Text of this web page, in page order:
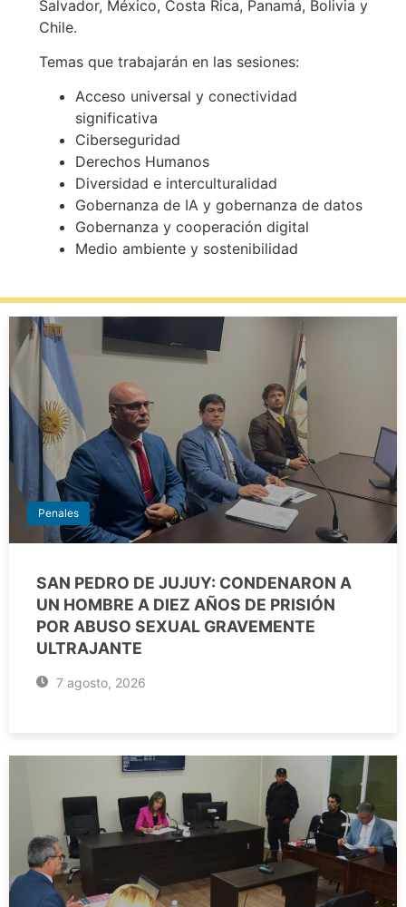
Salvador, México, Costa Rica, Panamá, Bolivia y
Chile.
Temas que trabajarán en las sesiones:
Acceso universal y conectividad
significativa
Ciberseguridad
Derechos Humanos
Diversidad e interculturalidad
Gobernanza de IA y gobernanza de datos
Gobernanza y cooperación digital
Medio ambiente y sostenibilidad
Penales
SAN PEDRO DE JUJUY: CONDENARON A
UN HOMBRE A DIEZ AÑOS DE PRISIÓN
POR ABUSO SEXUAL GRAVEMENTE
ULTRAJANTE
7 agosto, 2026